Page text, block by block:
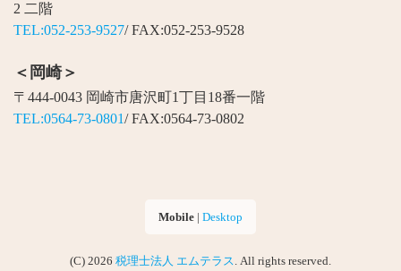
2 二階
TEL:052-253-9527/ FAX:052-253-9528
＜岡崎＞
〒444-0043 岡崎市唐沢町1丁目18番一階
TEL:0564-73-0801/ FAX:0564-73-0802
Mobile | Desktop
(C) 2026 税理士法人 エムテラス. All rights reserved.